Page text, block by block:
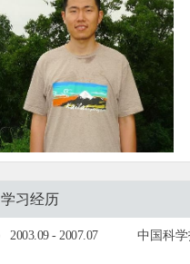
学习经历
2003.09 - 2007.07 中国科